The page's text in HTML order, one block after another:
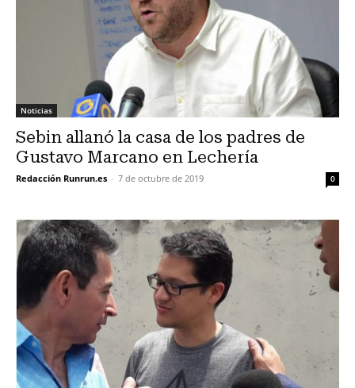
Noticias
Sebin allanó la casa de los padres de
Gustavo Marcano en Lechería
Redacción Runrun.es - 7 de octubre de 2019 0